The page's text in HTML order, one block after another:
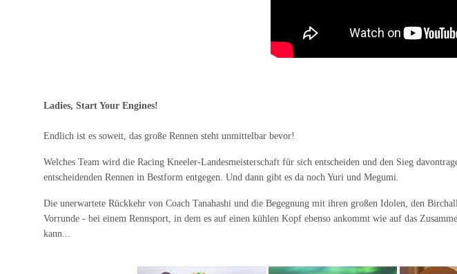
Ladies, Start Your Engines!
Endlich ist es soweit, das große Rennen steht unmittelbar bevor!
Welches Team wird die Racing Kneeler-Landesmeisterschaft für sich entscheiden und den Sieg
entscheidenden Rennen in Bestform entgegen. Und dann gibt es da noch Yuri und Megumi.
Die unerwartete Rückkehr von Coach Tanahashi und die Begegnung mit ihren großen Idolen, den
Vorrunde - bei einem Rennsport, in dem es auf einen kühlen Kopf ebenso ankommt wie auf das
kann...